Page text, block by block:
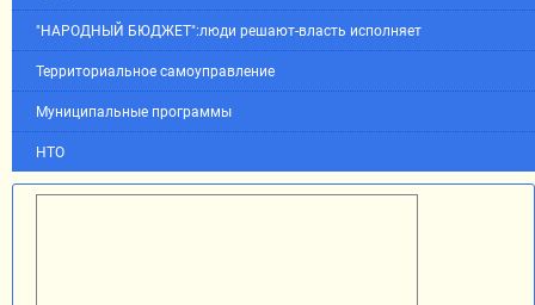
"НАРОДНЫЙ БЮДЖЕТ":люди решают-власть исполняет
Территориальное самоуправление
Муниципальные программы
НТО